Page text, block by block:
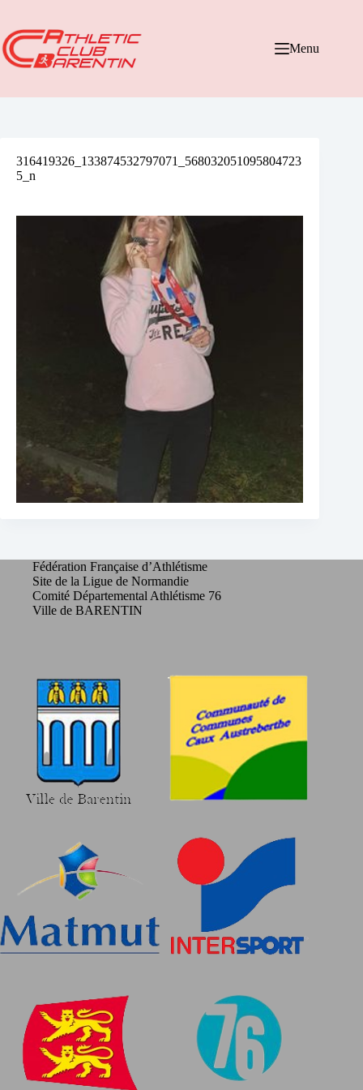
contenu
Menu
316419326_133874532797071_568032051095804723
5_n
Fédération Française d’Athlétisme
Site de la Ligue de Normandie
Comité Départemental Athlétisme 76
Ville de BARENTIN